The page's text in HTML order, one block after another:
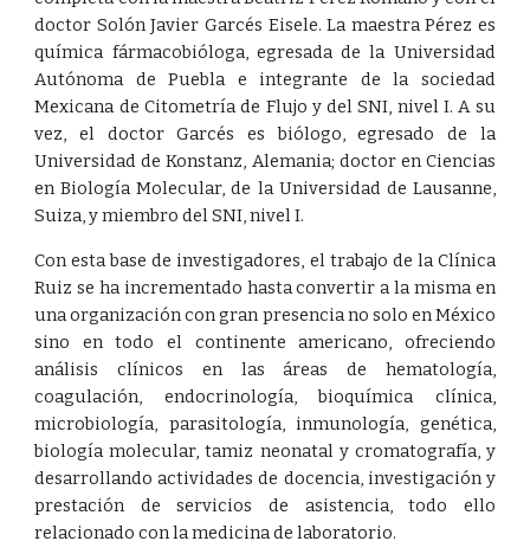
doctor Solón Javier Garcés Eisele. La maestra Pérez es
química fármacobióloga, egresada de la Universidad
Autónoma de Puebla e integrante de la sociedad
Mexicana de Citometría de Flujo y del SNI, nivel I. A su
vez, el doctor Garcés es biólogo, egresado de la
Universidad de Konstanz, Alemania; doctor en Ciencias
en Biología Molecular, de la Universidad de Lausanne,
Suiza, y miembro del SNI, nivel I.
Con esta base de investigadores, el trabajo de la Clínica
Ruiz se ha incrementado hasta convertir a la misma en
una organización con gran presencia no solo en México
sino en todo el continente americano, ofreciendo
análisis clínicos en las áreas de hematología,
coagulación, endocrinología, bioquímica clínica,
microbiología, parasitología, inmunología, genética,
biología molecular, tamiz neonatal y cromatografía, y
desarrollando actividades de docencia, investigación y
prestación de servicios de asistencia, todo ello
relacionado con la medicina de laboratorio.